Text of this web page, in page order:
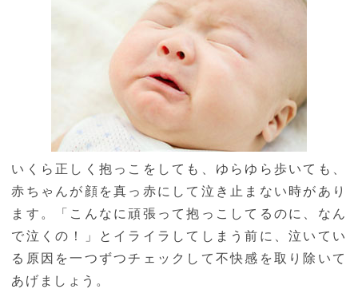
いくら正しく抱っこをしても、ゆらゆら歩いても、
赤ちゃんが顔を真っ赤にして泣き止まない時があり
ます。「こんなに頑張って抱っこしてるのに、なん
で泣くの！」とイライラしてしまう前に、泣いてい
る原因を一つずつチェックして不快感を取り除いて
あげましょう。